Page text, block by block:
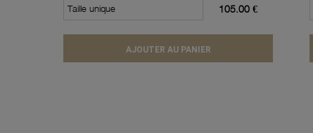
Taille unique 105.00 €
AJOUTER AU PANIER